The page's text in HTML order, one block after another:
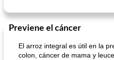
Previene el cáncer
El arroz integral es útil en la
colon, cáncer de mama y